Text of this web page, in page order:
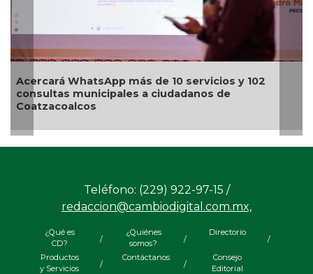
Acercará WhatsApp más de 10 servicios y 102
consultas municipales a ciudadanos de
Coatzacoalcos
Teléfono: (229) 922-97-15 /
redaccion@cambiodigital.com.mx,
¿Qué es
CD?
/
¿Quiénes
somos?
/
Directorio
/
Productos
y Servicios
/
Contáctanos
/
Consejo
Editorial